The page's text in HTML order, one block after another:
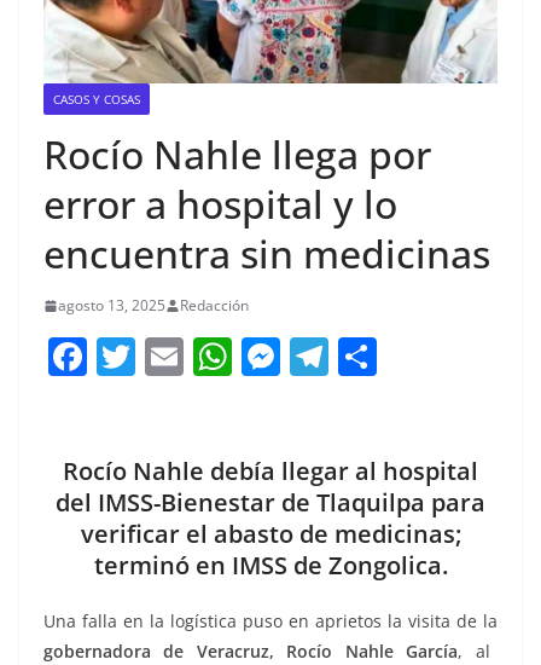
CASOS Y COSAS
Rocío Nahle llega por
error a hospital y lo
encuentra sin medicinas
agosto 13, 2025 Redacción
F
e
b
o
o
k
T
er
E
l
W
s
A
p
p
M
e
n
g
er
T
gr
a
m
p
ar
tir
Rocío Nahle debía llegar al hospital
del IMSS-Bienestar de Tlaquilpa para
verificar el abasto de medicinas;
terminó en IMSS de Zongolica.
Una falla en la logística puso en aprietos la visita de la
gobernadora de Veracruz, Rocío Nahle García, al